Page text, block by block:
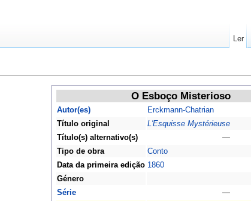
O Esboço Misterioso
Autor(es)
Erckmann-Chatrian
Título original
L'Esquisse Mystérieuse
Título(s) alternativo(s)
—
Tipo de obra
Conto
Data da primeira edição 1860
Género
Série
—
Ler